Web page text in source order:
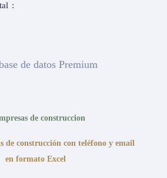
de datos Premium
de construcción con teléfono y email
en formato Excel